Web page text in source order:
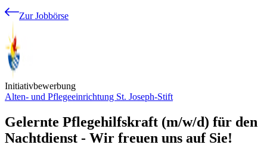
Zur Jobbörse
Initiativbewerbung
Alten- und Pflegeeinrichtung St. Joseph-Stift
Gelernte Pflegehilfskraft (m/w/d) für den
Nachtdienst - Wir freuen uns auf Sie!